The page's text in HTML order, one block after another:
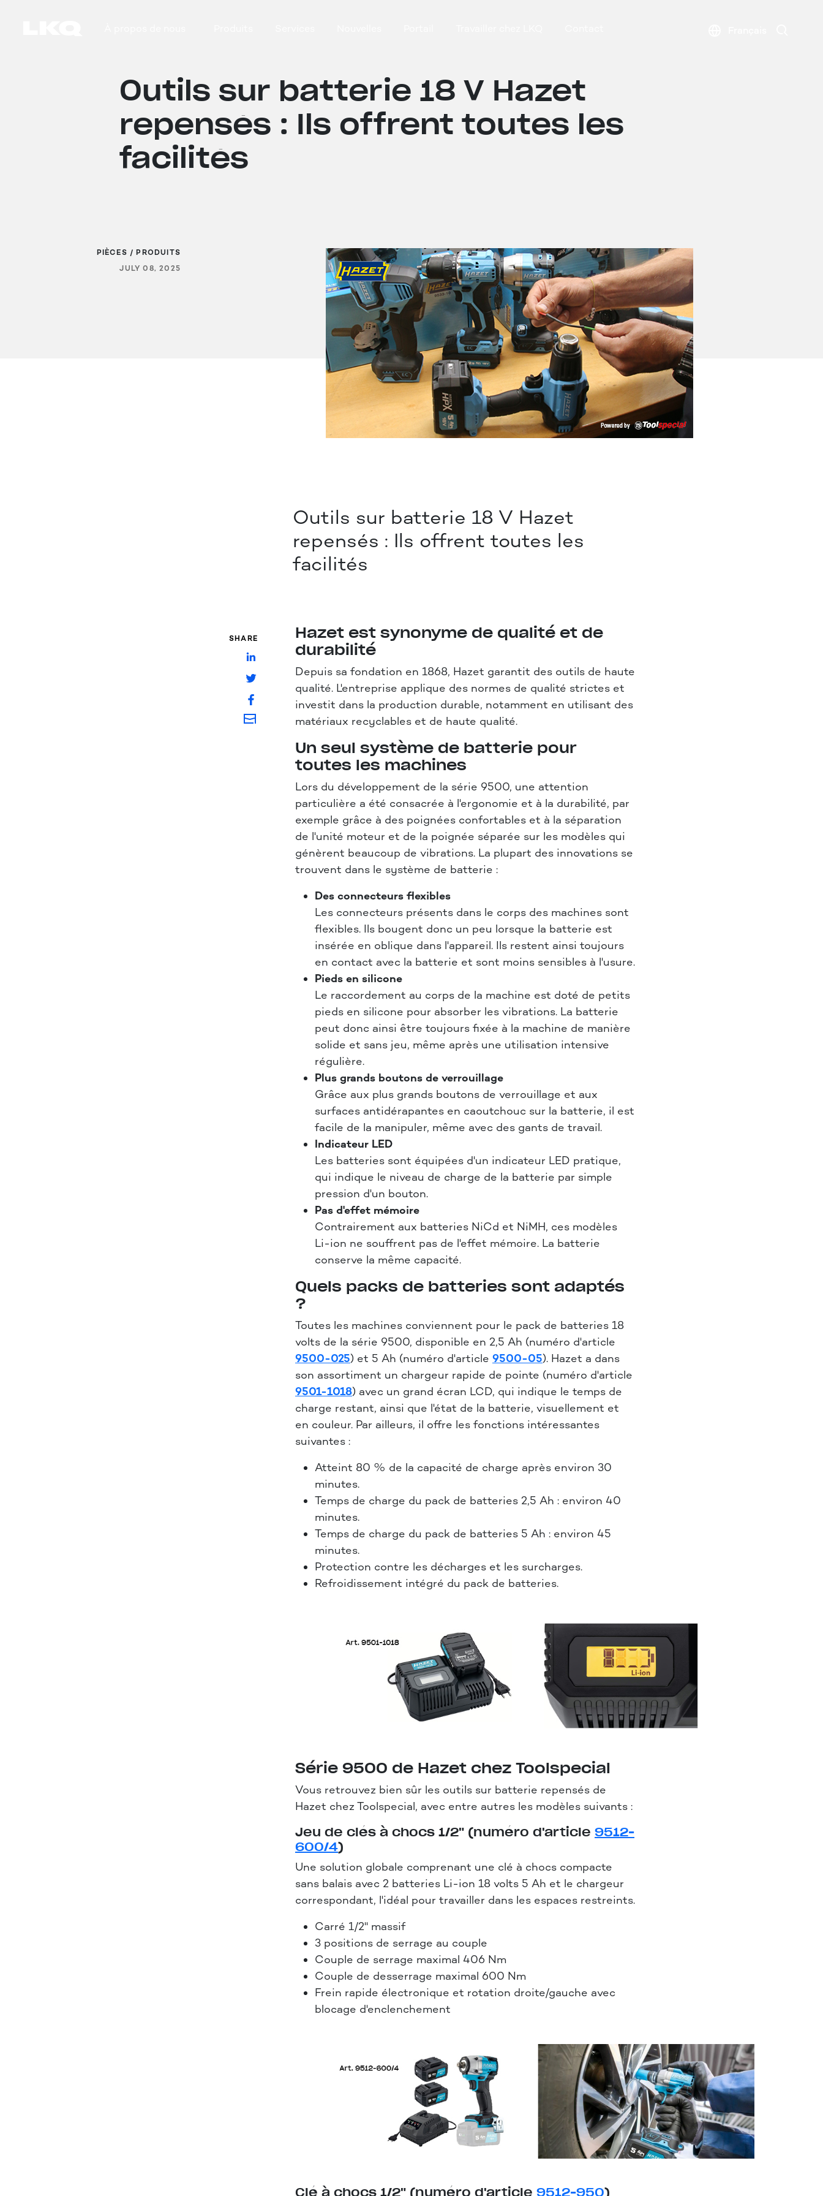
Outils sur batterie 18 V Hazet
repensés : Ils offrent toutes les
facilités
PIÈCES / PRODUITS
JULY 08, 2025
Outils sur batterie 18 V Hazet
repensés : Ils offrent toutes les
facilités
SHARE
Hazet est synonyme de qualité et de
durabilité
Depuis sa fondation en 1868, Hazet garantit des outils de haute
qualité. L'entreprise applique des normes de qualité strictes et
investit dans la production durable, notamment en utilisant des
matériaux recyclables et de haute qualité.
Un seul système de batterie pour
toutes les machines
Lors du développement de la série 9500, une attention
particulière a été consacrée à l'ergonomie et à la durabilité, par
exemple grâce à des poignées confortables et à la séparation
de l'unité moteur et de la poignée séparée sur les modèles qui
génèrent beaucoup de vibrations. La plupart des innovations se
trouvent dans le système de batterie :
Des connecteurs flexibles
Les connecteurs présents dans le corps des machines sont
flexibles. Ils bougent donc un peu lorsque la batterie est
insérée en oblique dans l'appareil. Ils restent ainsi toujours
en contact avec la batterie et sont moins sensibles à l'usure.
Pieds en silicone
Le raccordement au corps de la machine est doté de petits
pieds en silicone pour absorber les vibrations. La batterie
peut donc ainsi être toujours fixée à la machine de manière
solide et sans jeu, même après une utilisation intensive
régulière.
Plus grands boutons de verrouillage
Grâce aux plus grands boutons de verrouillage et aux
surfaces antidérapantes en caoutchouc sur la batterie, il est
facile de la manipuler, même avec des gants de travail.
Indicateur LED
Les batteries sont équipées d'un indicateur LED pratique,
qui indique le niveau de charge de la batterie par simple
pression d'un bouton.
Pas d'effet mémoire
Contrairement aux batteries NiCd et NiMH, ces modèles
Li-ion ne souffrent pas de l'effet mémoire. La batterie
conserve la même capacité.
Quels packs de batteries sont adaptés
?
Toutes les machines conviennent pour le pack de batteries 18
volts de la série 9500, disponible en 2,5 Ah (numéro d'article
9500-025) et 5 Ah (numéro d'article9500-05). Hazet a dans
son assortiment un chargeur rapide de pointe (numéro d'article
9501-1018) avec un grand écran LCD, qui indique le temps de
charge restant, ainsi que l'état de la batterie, visuellement et
en couleur. Par ailleurs, il offre les fonctions intéressantes
suivantes :
Atteint 80 % de la capacité de charge après environ 30
minutes.
Temps de charge du pack de batteries 2,5 Ah : environ 40
minutes.
Temps de charge du pack de batteries 5 Ah : environ 45
minutes.
Protection contre les décharges et les surcharges.
Refroidissement intégré du pack de batteries.
Série 9500 de Hazet chez Toolspecial
Vous retrouvez bien sûr les outils sur batterie repensés de
Hazet chez Toolspecial, avec entre autres les modèles suivants :
Jeu de clés à chocs 1/2" (numéro d'article9512-
600/4)
Une solution globale comprenant une clé à chocs compacte
sans balais avec 2 batteries Li-ion 18 volts 5 Ah et le chargeur
correspondant, l'idéal pour travailler dans les espaces restreints.
Carré 1/2" massif
3 positions de serrage au couple
Couple de serrage maximal 406 Nm
Couple de desserrage maximal 600 Nm
Frein rapide électronique et rotation droite/gauche avec
blocage d'enclenchement
Clé à chocs 1/2" (numéro d'article9512-950)